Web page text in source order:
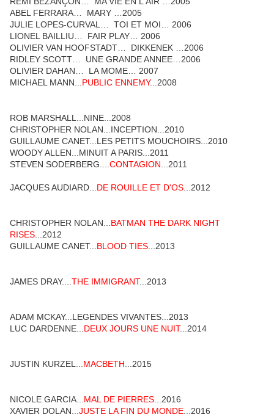
ABEL FERRARA… MARY …2005
JULIE LOPES-CURVAL… TOI ET MOI… 2006
LIONEL BAILLIU… FAIR PLAY… 2006
OLIVIER VAN HOOFSTADT… DIKKENEK …2006
RIDLEY SCOTT… UNE GRANDE ANNEE…2006
OLIVIER DAHAN… LA MOME… 2007
MICHAEL MANN... PUBLIC ENNEMY...2008
ROB MARSHALL...NINE...2008
CHRISTOPHER NOLAN...INCEPTION...2010
GUILLAUME CANET...LES PETITS MOUCHOIRS...2010
WOODY ALLEN...MINUIT A PARIS...2011
STEVEN SODERBERG.... CONTAGION ...2011
JACQUES AUDIARD... DE ROUILLE ET D'OS ...2012
CHRISTOPHER NOLAN... BATMAN THE DARK NIGHT
RISES ...2012
GUILLAUME CANET... BLOOD TIES ...2013
JAMES DRAY.... THE IMMIGRANT...2013
ADAM MCKAY...LEGENDES VIVANTES...2013
LUC DARDENNE... DEUX JOURS UNE NUIT...2014
JUSTIN KURZEL... MACBETH ...2015
NICOLE GARCIA... MAL DE PIERRES ...2016
XAVIER DOLAN... JUSTE LA FIN DU MONDE ...2016